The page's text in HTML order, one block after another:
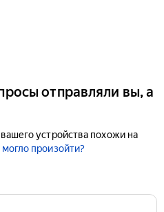
отправляли вы, а
устройства похожи на
произойти?